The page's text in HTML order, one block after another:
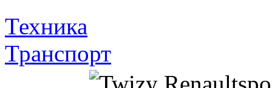
Техника
Транспорт